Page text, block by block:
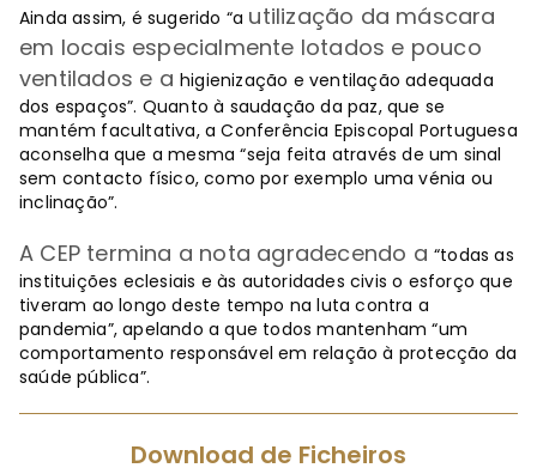
Ainda assim, é sugerido “a utilização da máscara
em locais especialmente lotados e pouco
ventilados e a higienização e ventilação adequada
dos espaços”. Quanto à saudação da paz, que se
mantém facultativa, a Conferência Episcopal Portuguesa
aconselha que a mesma “seja feita através de um sinal
sem contacto físico, como por exemplo uma vénia ou
inclinação”.
A CEP termina a nota agradecendo a “todas as
instituições eclesiais e às autoridades civis o esforço que
tiveram ao longo deste tempo na luta contra a
pandemia”, apelando a que todos mantenham “um
comportamento responsável em relação à protecção da
saúde pública”.
Download de Ficheiros